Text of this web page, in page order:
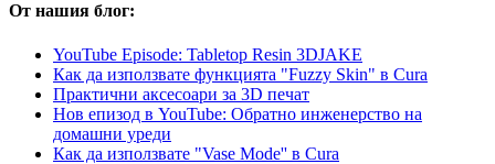
От нашия блог:
YouTube Episode: Tabletop Resin 3DJAKE
Как да използвате функцията "Fuzzy Skin" в Cura
Практични аксесоари за 3D печат
Нов епизод в YouTube: Обратно инженерство на
домашни уреди
Как да използвате "Vase Mode'' в Cura